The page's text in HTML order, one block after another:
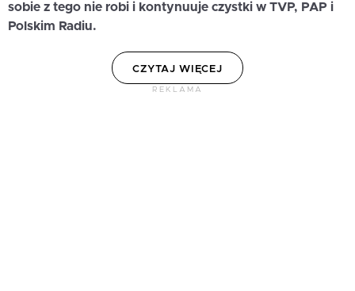
sobie z tego nie robi i kontynuuje czystki w TVP, PAP i
Polskim Radiu.
CZYTAJ WIĘCEJ
REKLAMA